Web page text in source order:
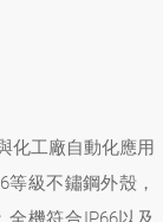
化工廠自動化應用
級不鏽鋼外殼，